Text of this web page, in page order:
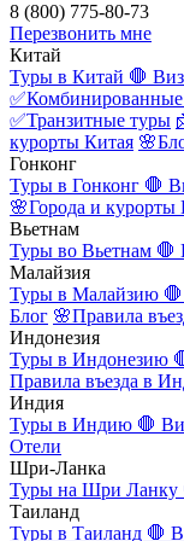
8 (800) 775-80-73
Перезвонить мне
Китай
Туры в Китай 🛑
✅Транзитные туры
курорты Китая
Гонконг
Туры в Гонконг 🛑
🌸Города и курорты
Вьетнам
Туры во Вьетнам 🛑
Малайзия
Туры в Малайзию
Блог 🌸Правила
Индонезия
Туры в Индонезию
Правила въезда в
Индия
Туры в Индию 🛑
Отели
Шри-Ланка
Туры на Шри Ланку
Таиланд
Туры в Таиланд 🛑